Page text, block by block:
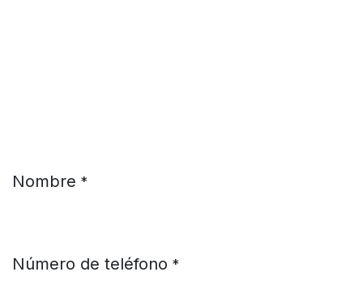
Nombre *
Número de teléfono *